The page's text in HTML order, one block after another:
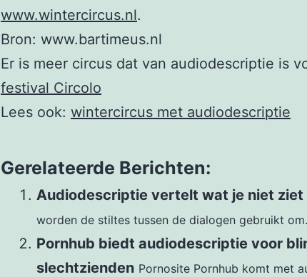
www.wintercircus.nl.
Bron: www.bartimeus.nl
Er is meer circus dat van audiodescriptie is
festival Circolo
Lees ook: wintercircus met audiodescriptie
Gerelateerde Berichten:
Audiodescriptie vertelt wat je niet ziet
worden de stiltes tussen de dialogen gebruikt
Pornhub biedt audiodescriptie voor
slechtzienden Pornosite Pornhub komt met